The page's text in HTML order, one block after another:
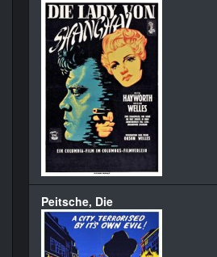
Peitsche, Die